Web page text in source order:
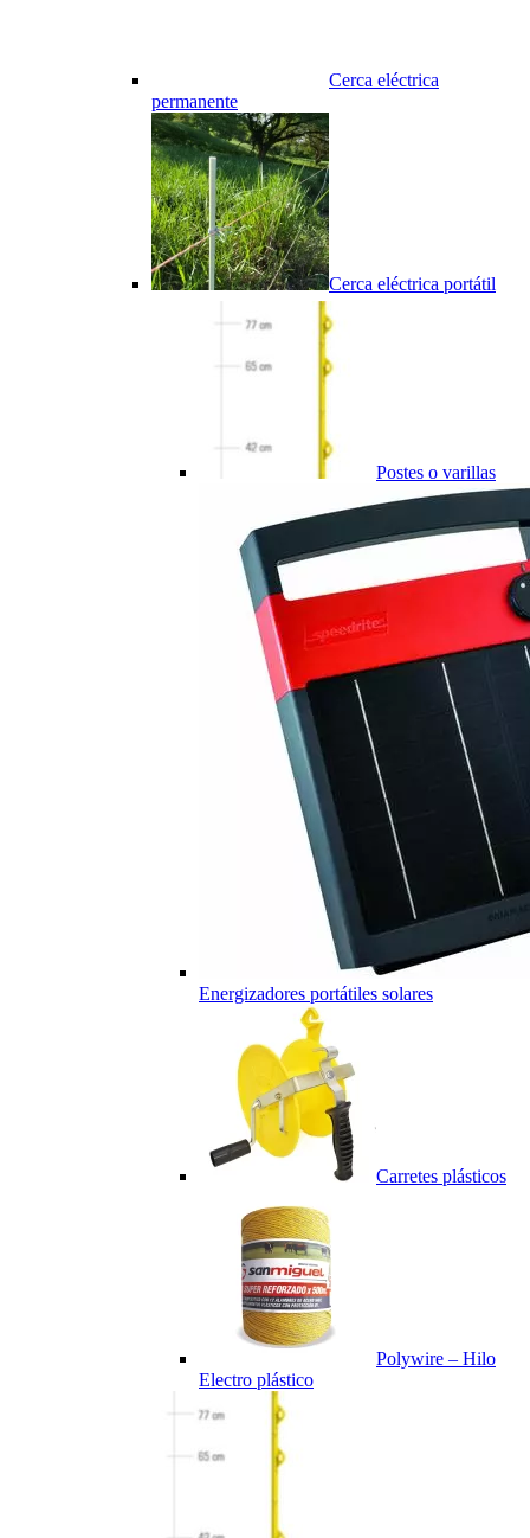
Cerca eléctrica
permanente
Cerca eléctrica portátil
Postes o varillas
Energizadores portátiles solares
Carretes plásticos
Polywire – Hilo
Electro plástico